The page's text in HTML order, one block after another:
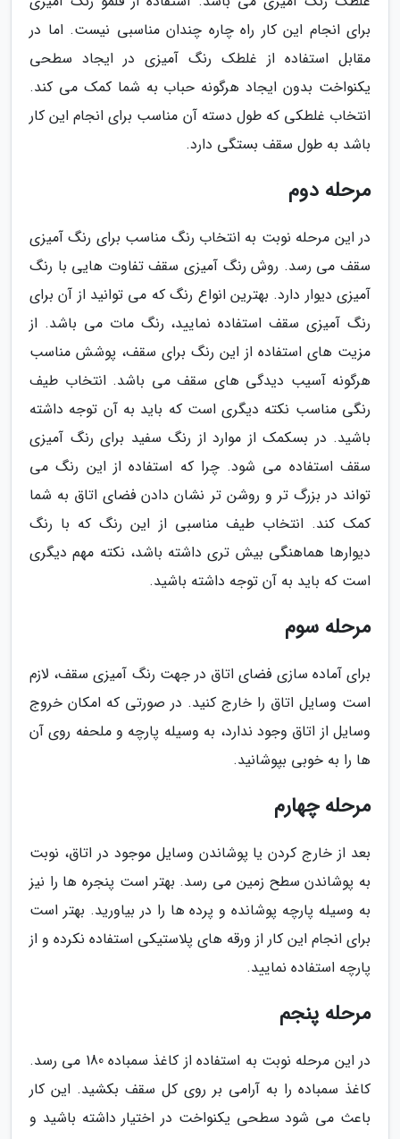
برای انجام این کار راه چاره چندان مناسبی نیست. اما در
مقابل استفاده از غلطک رنگ آمیزی در ایجاد سطحی
یکنواخت بدون ایجاد هرگونه حباب به شما کمک می کند.
انتخاب غلطکی که طول دسته آن مناسب برای انجام این کار
باشد به طول سقف بستگی دارد.
مرحله دوم
در این مرحله نوبت به انتخاب رنگ مناسب برای رنگ آمیزی
سقف می رسد. روش رنگ آمیزی سقف تفاوت هایی با رنگ
آمیزی دیوار دارد. بهترین انواع رنگ که می توانید از آن برای
رنگ آمیزی سقف استفاده نمایید، رنگ مات می باشد. از
مزیت های استفاده از این رنگ برای سقف، پوشش مناسب
هرگونه آسیب دیدگی های سقف می باشد. انتخاب طیف
رنگی مناسب نکته دیگری است که باید به آن توجه داشته
باشید. در بسکمک از موارد از رنگ سفید برای رنگ آمیزی
سقف استفاده می شود. چرا که استفاده از این رنگ می
تواند در بزرگ تر و روشن تر نشان دادن فضای اتاق به شما
کمک کند. انتخاب طیف مناسبی از این رنگ که با رنگ
دیوارها هماهنگی بیش تری داشته باشد، نکته مهم دیگری
است که باید به آن توجه داشته باشید.
مرحله سوم
برای آماده سازی فضای اتاق در جهت رنگ آمیزی سقف، لازم
است وسایل اتاق را خارج کنید. در صورتی که امکان خروج
وسایل از اتاق وجود ندارد، به وسیله پارچه و ملحفه روی آن
ها را به خوبی بپوشانید.
مرحله چهارم
بعد از خارج کردن یا پوشاندن وسایل موجود در اتاق، نوبت
به پوشاندن سطح زمین می رسد. بهتر است پنجره ها را نیز
به وسیله پارچه پوشانده و پرده ها را در بیاورید. بهتر است
برای انجام این کار از ورقه های پلاستیکی استفاده نکرده و از
پارچه استفاده نمایید.
مرحله پنجم
در این مرحله نوبت به استفاده از کاغذ سمباده 180 می رسد.
کاغذ سمباده را به آرامی بر روی کل سقف بکشید. این کار
باعث می شود سطحی یکنواخت در اختیار داشته باشید و